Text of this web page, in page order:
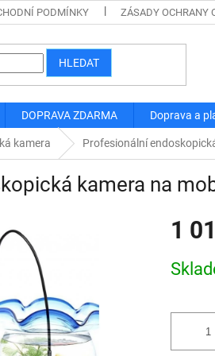
PODMÍNKY ZÁSADY OCHRANY
HLEDAT
DOPRAVA ZDARMA Doprava a
kamera Profesionální
kamera na
1
cena: